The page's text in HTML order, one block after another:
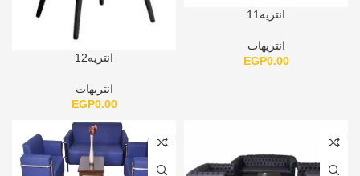
انتريه11
انتريهات
EGP0.00 انتريه12
انتريهات
EGP0.00